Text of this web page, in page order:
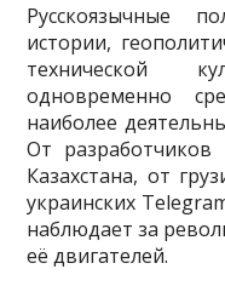
Русскоязычные
истории,
технической
одновременно
наиболее
От
Казахстана, от
украинских
наблюдает за
её двигателей.